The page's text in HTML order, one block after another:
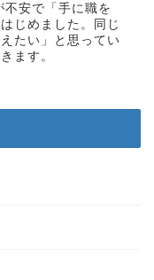
安で「手に職を
じめました。同じ
たい」と思ってい
ます。